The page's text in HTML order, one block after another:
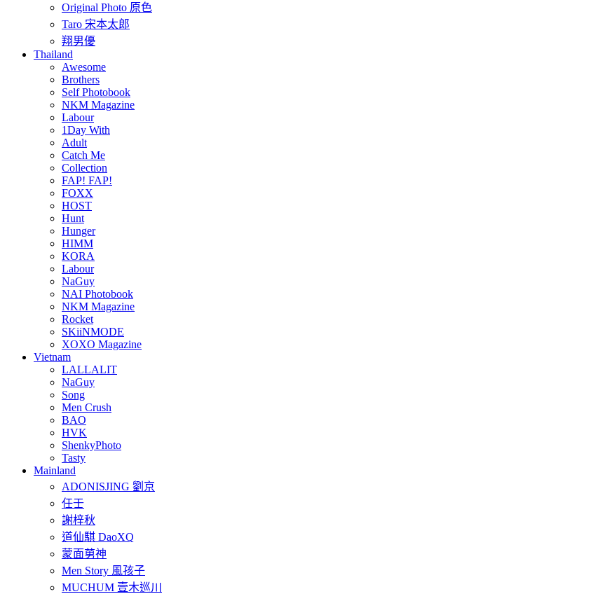
Original Photo 原色
Taro 宋本太郎
翔男優
Thailand
Awesome
Brothers
Self Photobook
NKM Magazine
Labour
1Day With
Adult
Catch Me
Collection
FAP! FAP!
FOXX
HOST
Hunt
Hunger
HIMM
KORA
Labour
NaGuy
NAI Photobook
NKM Magazine
Rocket
SKiiNMODE
XOXO Magazine
Vietnam
LALLALIT
NaGuy
Song
Men Crush
BAO
HVK
ShenkyPhoto
Tasty
Mainland
ADONISJING 劉京
任壬
謝梓秋
道仙騏 DaoXQ
蒙面莮神
Men Story 風孩子
MUCHUM 壹木巡川